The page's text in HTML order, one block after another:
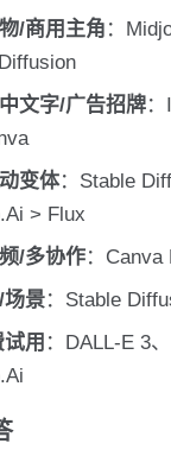
/商用主角 ：
文字/广告招牌
变体：Stable
> Flux
/多协作：Canva
场景：Stable
用 ：DALL-E 3